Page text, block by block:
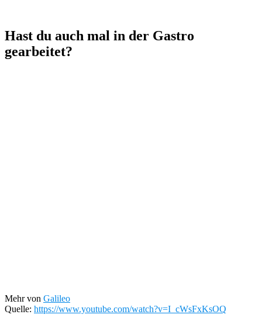
Hast du auch mal in der Gastro
gearbeitet?
Mehr von Galileo
Quelle: https://www.youtube.com/watch?v=I_cWsFxKsOQ